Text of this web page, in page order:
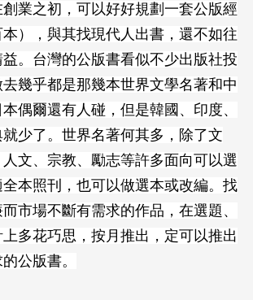
業之初，可以好好規劃一套公版經
），與其找現代人出書，還不如往
。台灣的公版書看似不少出版社投
幾乎都是那幾本世界文學名著和中
偶爾還有人碰，但是韓國、印度、
少了。世界名著何其多，除了文
文、宗教、勵志等許多面向可以選
本照刊，也可以做選本或改編。找
市場不斷有需求的作品，在選題、
多花巧思，按月推出，定可以推出
公版書。